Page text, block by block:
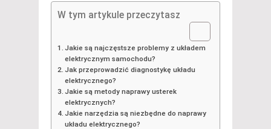
W tym artykule przeczytasz
Jakie są najczęstsze problemy z układem
elektrycznym samochodu?
Jak przeprowadzić diagnostykę układu
elektrycznego?
Jakie są metody naprawy usterek
elektrycznych?
Jakie narzędzia są niezbędne do naprawy
układu elektrycznego?